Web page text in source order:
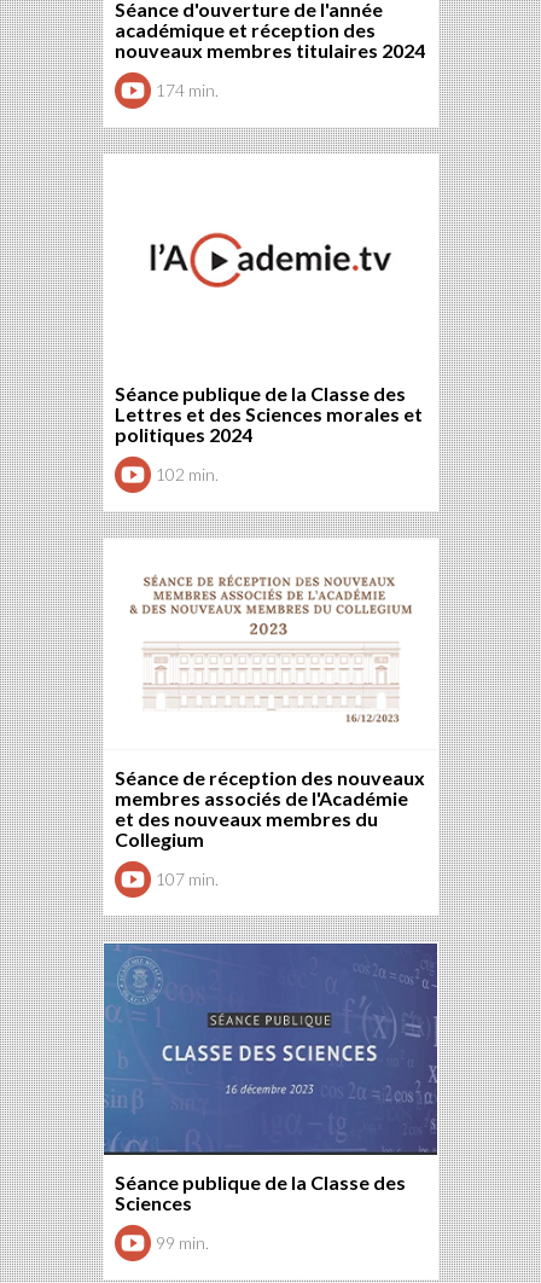
Séance d'ouverture de l'année
académique et réception des
nouveaux membres titulaires 2024
174 min.
Séance publique de la Classe des
Lettres et des Sciences morales et
politiques 2024
102 min.
Séance de réception des nouveaux
membres associés de l'Académie
et des nouveaux membres du
Collegium
107 min.
Séance publique de la Classe des
Sciences
99 min.